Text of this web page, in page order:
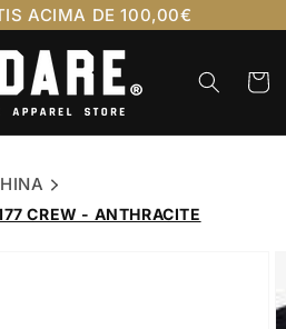
ACIMA DE 100,00€
CREW - ANTHRACITE